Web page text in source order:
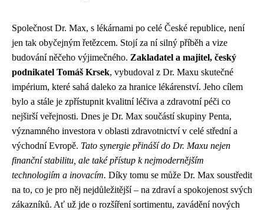
Společnost Dr. Max, s lékárnami po celé České republice, není
jen tak obyčejným řetězcem. Stojí za ní silný příběh a vize
budování něčeho výjimečného. Zakladatel a majitel, český
podnikatel Tomáš Krsek, vybudoval z Dr. Maxu skutečné
impérium, které sahá daleko za hranice lékárenství. Jeho cílem
bylo a stále je zpřístupnit kvalitní léčiva a zdravotní péči co
nejširší veřejnosti. Dnes je Dr. Max součástí skupiny Penta,
významného investora v oblasti zdravotnictví v celé střední a
východní Evropě. Tato synergie přináší do Dr. Maxu nejen
finanční stabilitu, ale také přístup k nejmodernějším
technologiím a inovacím. Díky tomu se může Dr. Max soustředit
na to, co je pro něj nejdůležitější – na zdraví a spokojenost svých
zákazníků. Ať už jde o rozšíření sortimentu, zavádění nových